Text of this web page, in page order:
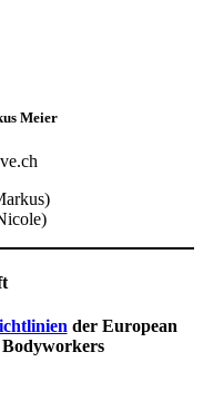
Meier
der European
Bodyworkers